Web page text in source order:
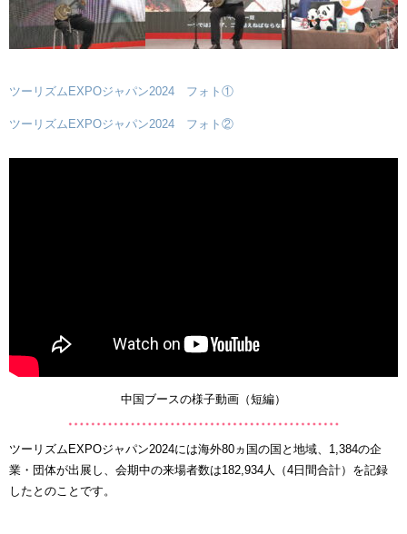
ツーリズムEXPOジャパン2024 フォト①
ツーリズムEXPOジャパン2024 フォト②
中国ブースの様子動画（短編）
ツーリズムEXPOジャパン2024には海外80ヵ国の国と地域、1,384の企
業・団体が出展し、会期中の来場者数は182,934人（4日間合計）を記録
したとのことです。